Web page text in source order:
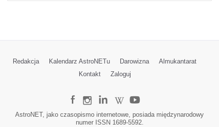
Redakcja Kalendarz AstroNETu Darowizna
Almukantarat
Kontakt
Zaloguj
AstroNET, jako czasopismo internetowe, posiada międzynarodowy
numer ISSN 1689-5592.